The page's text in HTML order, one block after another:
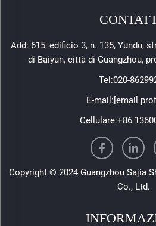
Add: 615, edificio 3, n. 135, Yundu,
di Baiyun, città di Guangzhou,
Tel:020-
E-mail:[email
Cellulare:+86
Copyright © 2024 Guangzhou Sajia
Co., Ltd.